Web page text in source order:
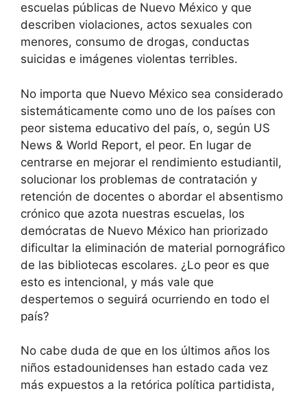
escuelas públicas de Nuevo México y que
describen violaciones, actos sexuales con
menores, consumo de drogas, conductas
suicidas e imágenes violentas terribles.
No importa que Nuevo México sea considerado
sistemáticamente como uno de los países con
peor sistema educativo del país, o, según US
News & World Report, el peor. En lugar de
centrarse en mejorar el rendimiento estudiantil,
solucionar los problemas de contratación y
retención de docentes o abordar el absentismo
crónico que azota nuestras escuelas, los
demócratas de Nuevo México han priorizado
dificultar la eliminación de material pornográfico
de las bibliotecas escolares. ¿Lo peor es que
esto es intencional, y más vale que
despertemos o seguirá ocurriendo en todo el
país?
No cabe duda de que en los últimos años los
niños estadounidenses han estado cada vez
más expuestos a la retórica política partidista,